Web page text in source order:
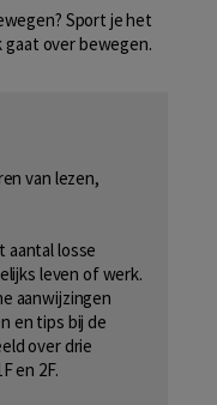
Sport je het
over bewegen.
van lezen,
aantal losse
leven of werk.
aanwijzingen
en tips bij de
over drie
en 2F.